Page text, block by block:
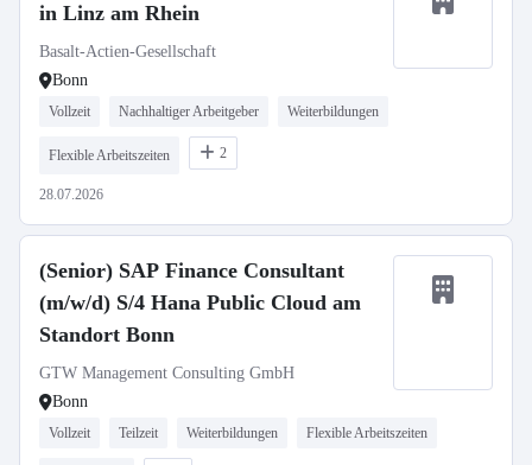
in Linz am Rhein
Basalt-Actien-Gesellschaft
Bonn
Vollzeit Nachhaltiger Arbeitgeber Weiterbildungen
Flexible Arbeitszeiten 2
28.07.2026
(Senior) SAP Finance Consultant
(m/w/d) S/4 Hana Public Cloud am
Standort Bonn
GTW Management Consulting GmbH
Bonn
Vollzeit Teilzeit Weiterbildungen Flexible Arbeitszeiten